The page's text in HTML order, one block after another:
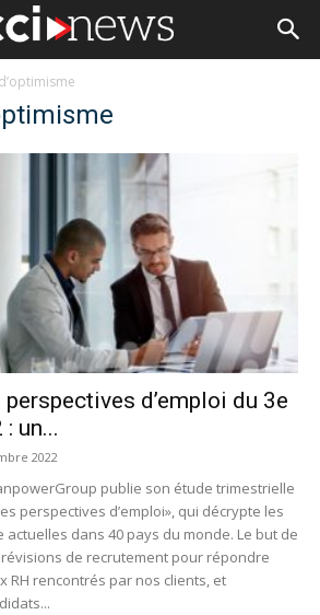
d’emploi du 3e
un...
2022
publie son étude trimestrielle
perspectives d’emploi», qui décrypte les
actuelles dans 40 pays du monde. Le but de
de recrutement pour répondre
RH rencontrés par nos clients, et